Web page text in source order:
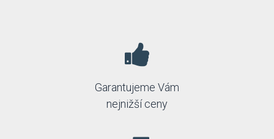
Garantujeme Vám
nejnižší ceny